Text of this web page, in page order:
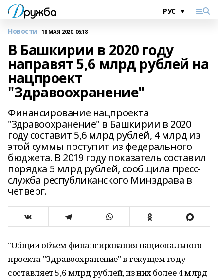
Новости 18 МАЯ 2020, 06:18
В Башкирии в 2020 году
направят 5,6 млрд рублей на
нацпроект
"Здравоохранение"
Финансирование нацпроекта
"Здравоохранение" в Башкирии в 2020
году составит 5,6 млрд рублей, 4 млрд из
этой суммы поступит из федерального
бюджета. В 2019 году показатель составил
порядка 5 млрд рублей, сообщила пресс-
служба республиканского Минздрава в
четверг.
"Общий объем финансирования национального
проекта "Здравоохранение" в текущем году
составляет 5,6 млрд рублей, из них более 4 млрд